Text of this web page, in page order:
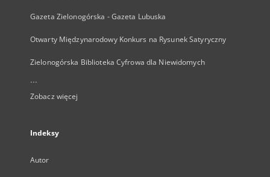
Gazeta Zielonogórska - Gazeta Lubuska
Otwarty Międzynarodowy Konkurs na Rysunek Satyryczny
Zielonogórska Biblioteka Cyfrowa dla Niewidomych
...
Zobacz więcej
Indeksy
Autor